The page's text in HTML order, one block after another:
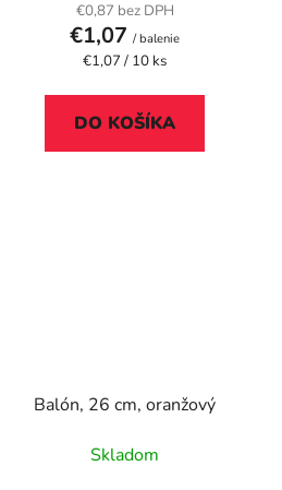
€0,87 bez DPH
€1,07 / balenie
Jednotková
€1,07 / 10 ks
DO KOŠÍKA
Balón, 26 cm, oranžový
Skladom